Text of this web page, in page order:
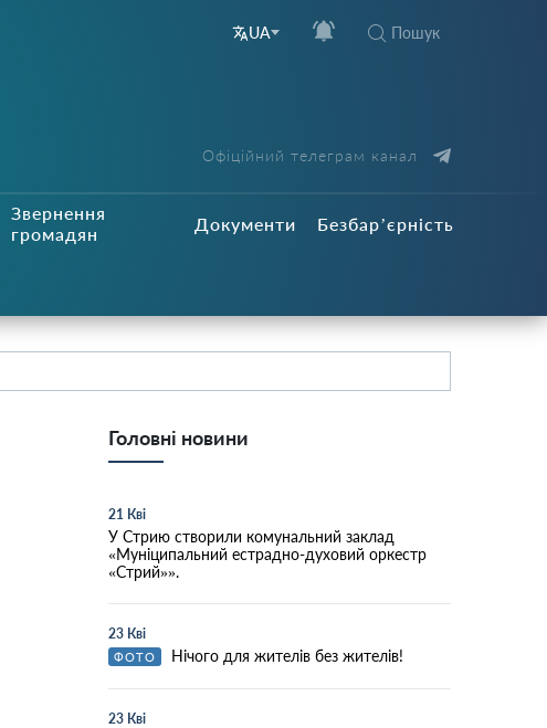
UA Пошук
Офіційний телеграм канал
Звернення
громадян
Документи Безбар’єрність
Головні новини
21 Кві
У Стрию створили комунальний заклад
«Муніципальний естрадно-духовий оркестр
«Стрий»».
23 Кві
ФОТО Нічого для жителів без жителів!
23 Кві